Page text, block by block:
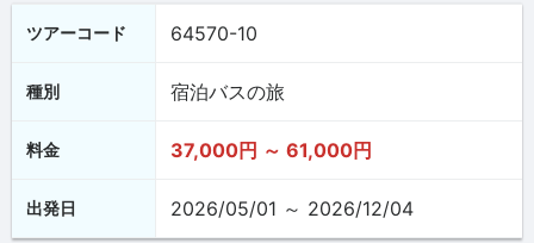
ツアーコード 64570-10
種別 宿泊バスの旅
料金 37,000円 ～ 61,000円
出発日 2026/05/01 ～ 2026/12/04